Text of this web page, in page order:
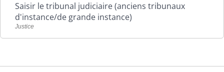
Saisir le tribunal judiciaire (anciens tribunaux
d'instance/de grande instance)
Justice